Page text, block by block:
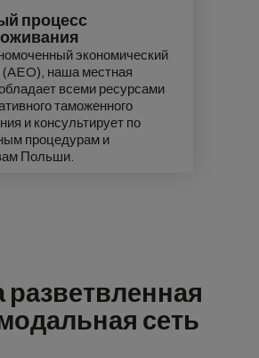
процесс
экономический
(AEO), наша местная
всеми ресурсами
таможенного
и консультирует по
процедурам и
Польши.
разветвленная
сеть